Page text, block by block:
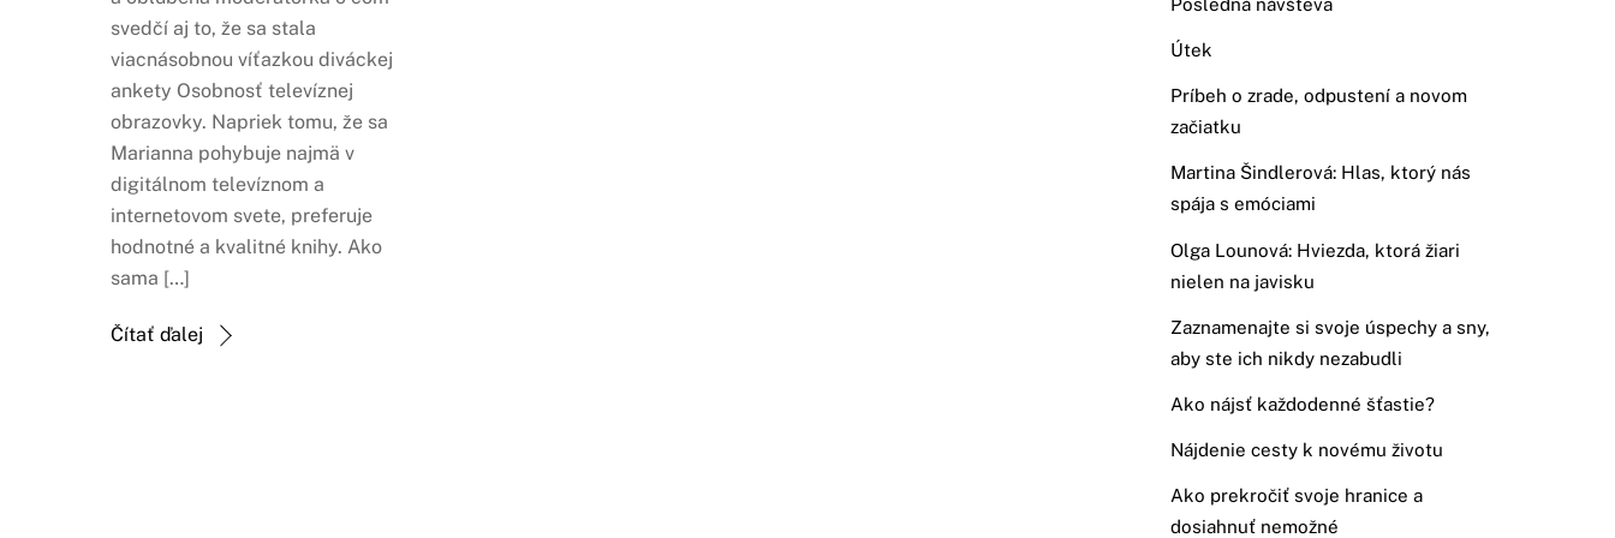
svedčí aj to, že sa stala
viacnásobnou víťazkou diváckej
ankety Osobnosť televíznej
obrazovky. Napriek tomu, že sa
Marianna pohybuje najmä v
digitálnom televíznom a
internetovom svete, preferuje
hodnotné a kvalitné knihy. Ako
sama […]
Čítať ďalej
Posledná návšteva
Útek
Príbeh o zrade, odpustení a novom
začiatku
Martina Šindlerová: Hlas, ktorý nás
spája s emóciami
Olga Lounová: Hviezda, ktorá žiari
nielen na javisku
Zaznamenajte si svoje úspechy a sny,
aby ste ich nikdy nezabudli
Ako nájsť každodenné šťastie?
Nájdenie cesty k novému životu
Ako prekročiť svoje hranice a
dosiahnuť nemožné